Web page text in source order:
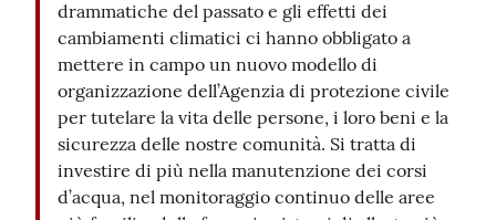
drammatiche del passato e gli effetti dei
cambiamenti climatici ci hanno obbligato a
mettere in campo un nuovo modello di
organizzazione dell’Agenzia di protezione civile
per tutelare la vita delle persone, i loro beni e la
sicurezza delle nostre comunità. Si tratta di
investire di più nella manutenzione dei corsi
d’acqua, nel monitoraggio continuo delle aree